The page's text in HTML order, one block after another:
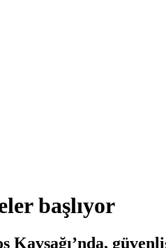
başlıyor
Kavşağı’nda,